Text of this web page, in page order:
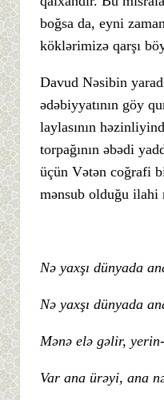
boğsa da, eyni
köklərimizə qarşı
Davud Nəsibin
ədəbiyyatının göy
laylasının
torpağının əbədi
üçün Vətən coğrafi
mənsub olduğu ilahi
Nə yaxşı dünyada
Nə yaxşı dünyada
Mənə elə gəlir,
Var ana ürəyi, ana